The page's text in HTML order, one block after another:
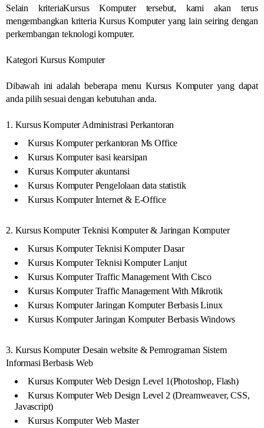
Selain kriteriaKursus Komputer tersebut, kami akan terus
mengembangkan kriteria Kursus Komputer yang lain seiring dengan
perkembangan teknologi komputer.
Kategori Kursus Komputer
Dibawah ini adalah beberapa menu Kursus Komputer yang dapat
anda pilih sesuai dengan kebutuhan anda.
1. Kursus Komputer Administrasi Perkantoran
Kursus Komputer perkantoran Ms Office
Kursus Komputer isasi kearsipan
Kursus Komputer akuntansi
Kursus Komputer Pengelolaan data statistik
Kursus Komputer Internet & E-Office
2. Kursus Komputer Teknisi Komputer & Jaringan Komputer
Kursus Komputer Teknisi Komputer Dasar
Kursus Komputer Teknisi Komputer Lanjut
Kursus Komputer Traffic Management With Cisco
Kursus Komputer Traffic Management With Mikrotik
Kursus Komputer Jaringan Komputer Berbasis Linux
Kursus Komputer Jaringan Komputer Berbasis Windows
3. Kursus Komputer Desain website & Pemrograman Sistem
Informasi Berbasis Web
Kursus Komputer Web Design Level 1(Photoshop, Flash)
Kursus Komputer Web Design Level 2 (Dreamweaver, CSS,
Javascript)
Kursus Komputer Web Master